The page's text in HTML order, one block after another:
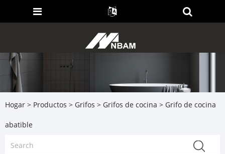
Hogar > Productos > Grifos > Grifos de cocina > Grifo de cocina
abatible